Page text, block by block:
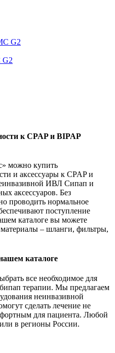
G2
к CPAP и BIPAP
можно купить
и аксессуары к CPAP и
ИВЛ Сипап и
аксессуаров. Без
проводить нормальное
поступление
каталоге вы можете
– шланги, фильтры,
каталоге
все необходимое для
терапии. Мы предлагаем
неинвазивной
сделать лечение не
для пациента. Любой
в регионы России.